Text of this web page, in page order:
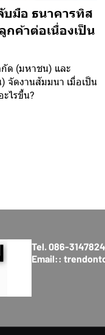
บมือ ธนาคารทิส
กค้าต่อเนื่องเป็น
ด (มหาชน) และ
จัดงานสัมมนา เมื่อเป็น
ไรขึ้น?
Tel. 086-3147824
Email::